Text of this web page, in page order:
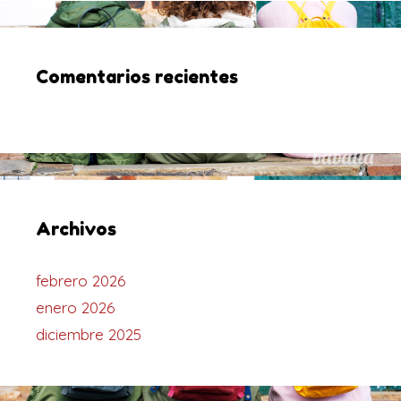
Comentarios recientes
Archivos
febrero 2026
enero 2026
diciembre 2025